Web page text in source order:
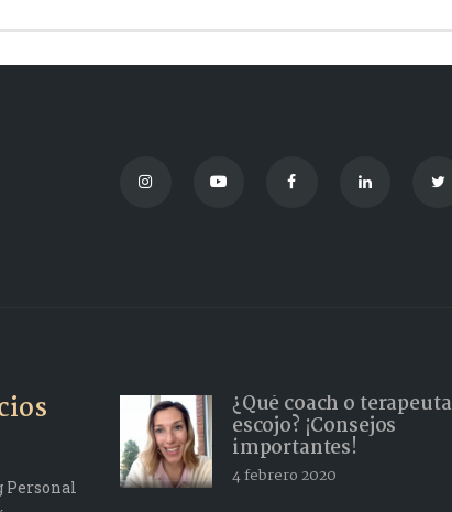
Personal
¿Qué coach o terapeuta
escojo? ¡Consejos
importantes!
4 febrero 2020